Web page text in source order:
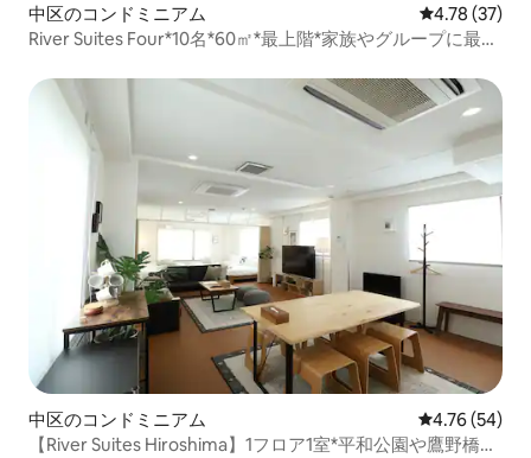
中区のコンドミニアム レビュー37
4.78 (37)
River Suites Four*10名*60㎡*最上階*家族やグループに最適
中区のコンドミニアム レビュー54
4.76 (54)
【River Suites Hiroshima】1フロア1室*平和公園や鷹野橋電